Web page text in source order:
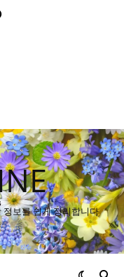
정보를 쉽게 정리합니다